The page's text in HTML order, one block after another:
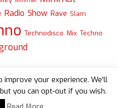
Radio Show Rave Slam
Technodisco Mix Techno
your experience. We'll
you can opt-out if you wish.